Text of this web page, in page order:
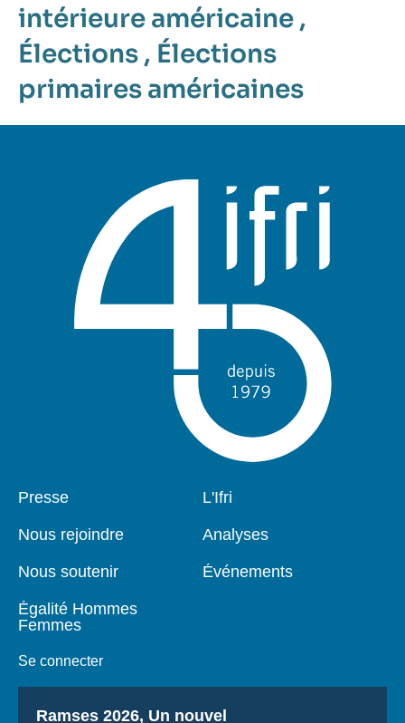
intérieure américaine ,
Élections , Élections
primaires américaines
Pied
Presse
Nous rejoindre
Nous soutenir
Égalité Hommes
Femmes
Se connecter
Navigation
L'Ifri
Analyses
Événements
Titre
Ramses 2026, Un nouvel